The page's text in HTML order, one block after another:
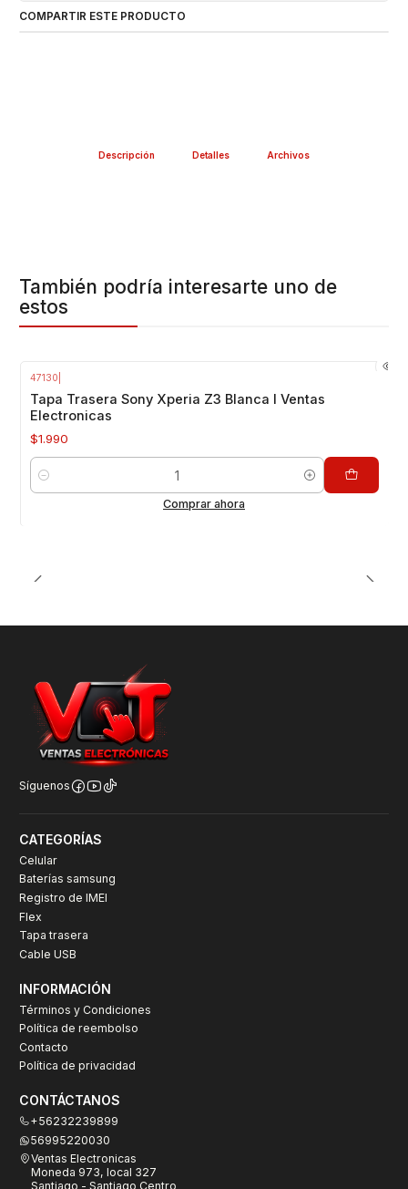
COMPARTIR ESTE PRODUCTO
Descripción Detalles Archivos
También podría interesarte uno de
estos
47130
Tapa Trasera Sony Xperia Z3 Blanca I Ventas
Electronicas
$1.990
Cantidad
Comprar ahora
Síguenos
CATEGORÍAS
Celular
Baterías samsung
Registro de IMEI
Flex
Tapa trasera
Cable USB
INFORMACIÓN
Términos y Condiciones
Política de reembolso
Contacto
Política de privacidad
CONTÁCTANOS
+56232239899
56995220030
Ventas Electronicas
Moneda 973, local 327
Santiago - Santiago Centro